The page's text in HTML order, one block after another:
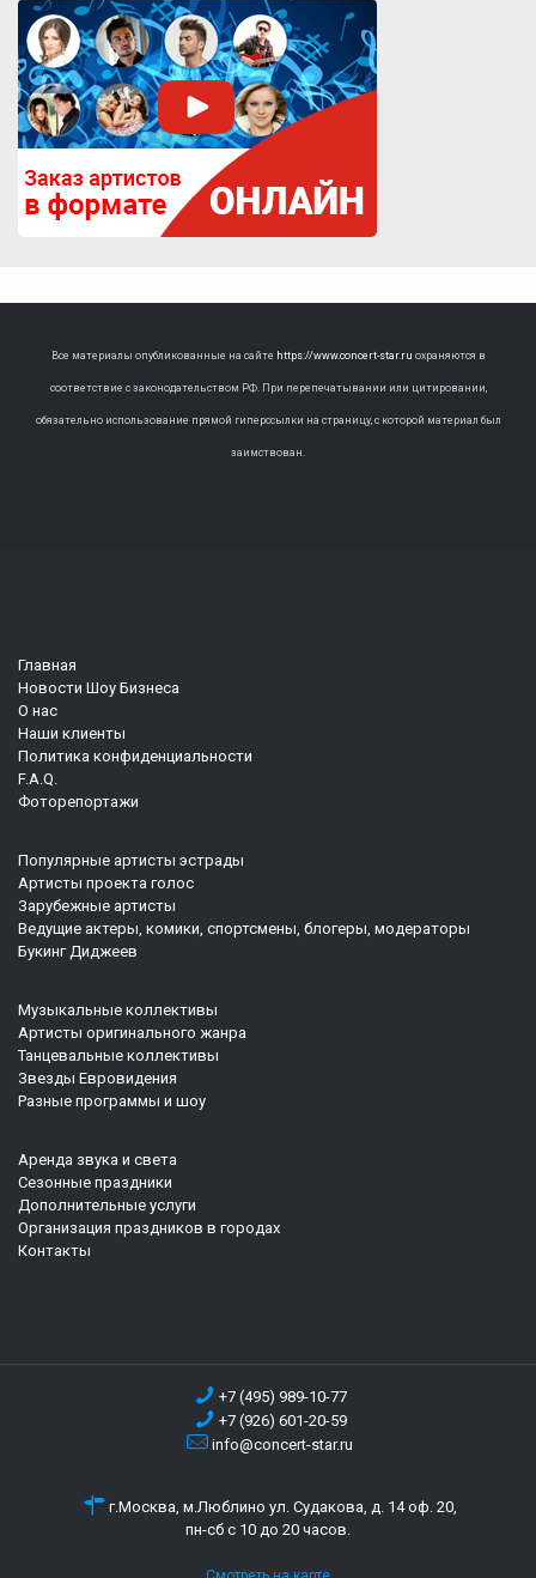
Все материалы опубликованные на сайте https://www.concert-star.ru охраняются в
соответствие с законодательством РФ. При перепечатывании или цитировании,
обязательно использование прямой гиперссылки на страницу, с которой материал был
заимствован.
Главная
Новости Шоу Бизнеса
О нас
Наши клиенты
Политика конфиденциальности
F.A.Q.
Фоторепортажи
Популярные артисты эстрады
Артисты проекта голос
Зарубежные артисты
Ведущие актеры, комики, спортсмены, блогеры, модераторы
Букинг Диджеев
Музыкальные коллективы
Артисты оригинального жанра
Танцевальные коллективы
Звезды Евровидения
Разные программы и шоу
Аренда звука и света
Сезонные праздники
Дополнительные услуги
Организация праздников в городах
Контакты
+7 (495) 989-10-77
+7 (926) 601-20-59
info@concert-star.ru
г.Москва, м.Люблино ул. Судакова, д. 14 оф. 20,
пн-сб с 10 до 20 часов.